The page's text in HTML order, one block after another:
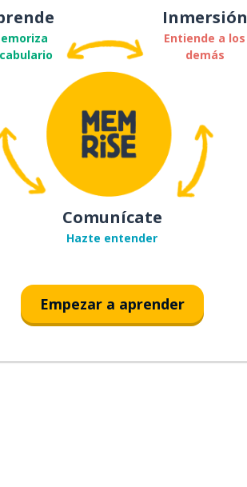
Inmersión
Entiende a los
demás
Comunícate
Hazte entender
Empezar a aprender